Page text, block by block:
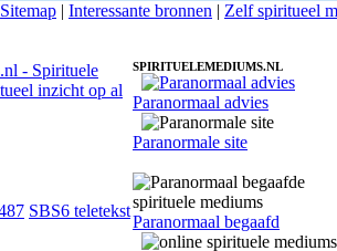
Sitemap | Interessante bronnen | Zelf spiritueel
SBS6 teletekst
SPIRITUELEMEDIUMS.NL
Paranormaal advies
Paranormale site
Paranormaal begaafd